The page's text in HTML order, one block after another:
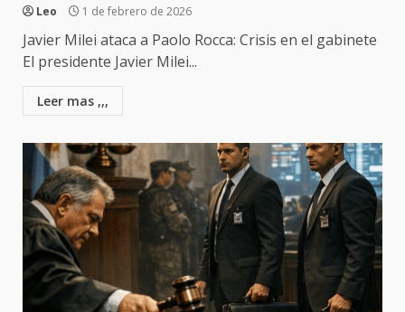
Leo 1 de febrero de 2026
Javier Milei ataca a Paolo Rocca: Crisis en el gabinete
El presidente Javier Milei...
Leer mas ,,,